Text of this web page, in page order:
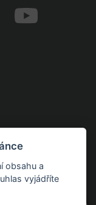
obsahu a
vyjádříte